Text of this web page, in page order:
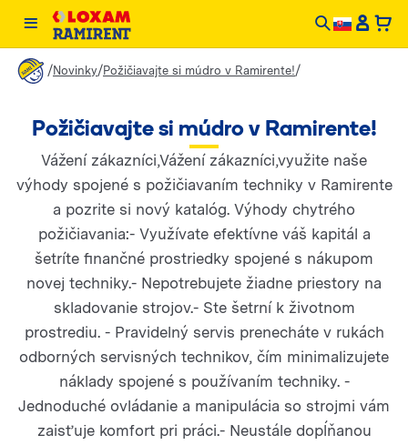
/Novinky/Požičiavajte si múdro v Ramirente!/
Požičiavajte si múdro v Ramirente!
Vážení zákazníci,Vážení zákazníci,využite naše
výhody spojené s požičiavaním techniky v Ramirente
a pozrite si nový katalóg. Výhody chytrého
požičiavania:- Využívate efektívne váš kapitál a
šetríte finančné prostriedky spojené s nákupom
novej techniky.- Nepotrebujete žiadne priestory na
skladovanie strojov.- Ste šetrní k životnom
prostrediu. - Pravidelný servis prenecháte v rukách
odborných servisných technikov, čím minimalizujete
náklady spojené s používaním techniky. -
Jednoduché ovládanie a manipulácia so strojmi vám
zaisťuje komfort pri práci.- Neustále dopĺňanou